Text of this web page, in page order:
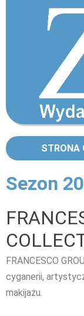
STRONA
Sezon
FRANCESCO
cyganerii,
makijażu.